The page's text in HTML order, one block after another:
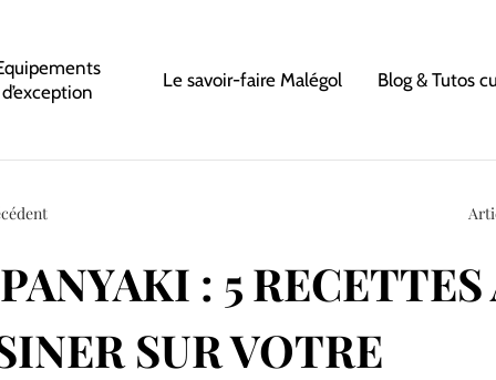
d’exception
Le savoir-faire Malégol Blog & Tutos
: 5 RECETTES
SUR VOTRE